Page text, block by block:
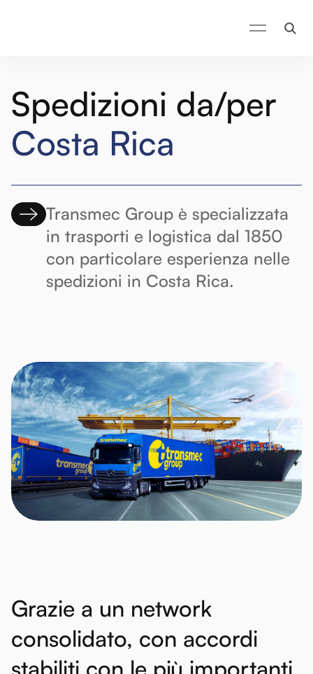
Spedizioni da/per
Costa Rica
Transmec Group è specializzata
in trasporti e logistica dal 1850
con particolare esperienza nelle
spedizioni in Costa Rica.
Grazie a un network
consolidato, con accordi
stabiliti con le più importanti